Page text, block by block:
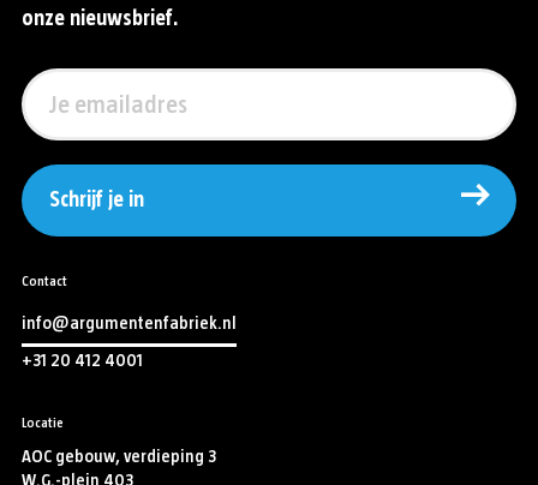
onze nieuwsbrief.
Schrijf je in
Contact
info@argumentenfabriek.nl
+31 20 412 4001
Locatie
AOC gebouw, verdieping 3
W.G.-plein 403